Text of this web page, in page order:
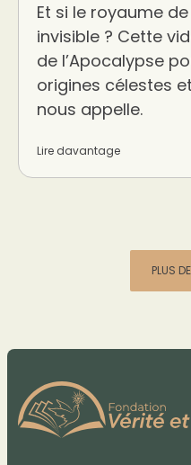
Et si le royaume
invisible ? Cette
de l’Apocalypse
origines célestes
nous appelle.
Lire davantage
PLUS